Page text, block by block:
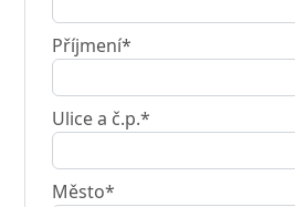
Příjmení*
Ulice a č.p.*
Město*